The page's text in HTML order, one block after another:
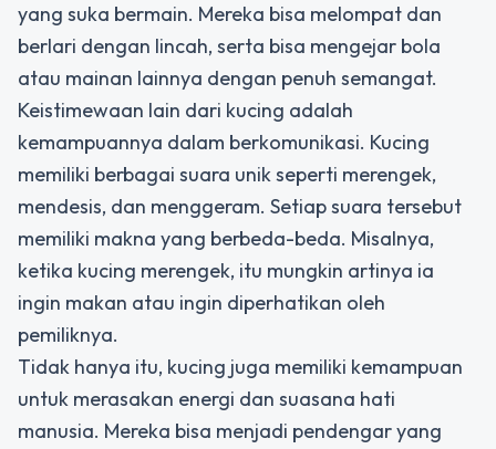
yang suka bermain. Mereka bisa melompat dan
berlari dengan lincah, serta bisa mengejar bola
atau mainan lainnya dengan penuh semangat.
Keistimewaan lain dari kucing adalah
kemampuannya dalam berkomunikasi. Kucing
memiliki berbagai suara unik seperti merengek,
mendesis, dan menggeram. Setiap suara tersebut
memiliki makna yang berbeda-beda. Misalnya,
ketika kucing merengek, itu mungkin artinya ia
ingin makan atau ingin diperhatikan oleh
pemiliknya.
Tidak hanya itu, kucing juga memiliki kemampuan
untuk merasakan energi dan suasana hati
manusia. Mereka bisa menjadi pendengar yang